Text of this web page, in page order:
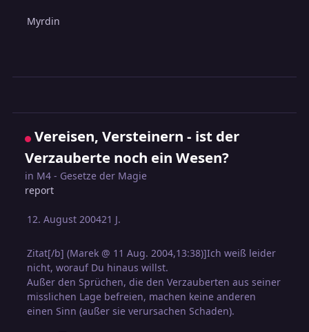
Myrdin
Vereisen, Versteinern - ist der
Verzauberte noch ein Wesen?
in M4 - Gesetze der Magie
report
12. August 200421 J.
Zitat[/b] (Marek @ 11 Aug. 2004,13:38)]Ich weiß leider
nicht, worauf Du hinaus willst.
Außer den Sprüchen, die den Verzauberten aus seiner
misslichen Lage befreien, machen keine anderen
einen Sinn (außer sie verursachen Schaden).